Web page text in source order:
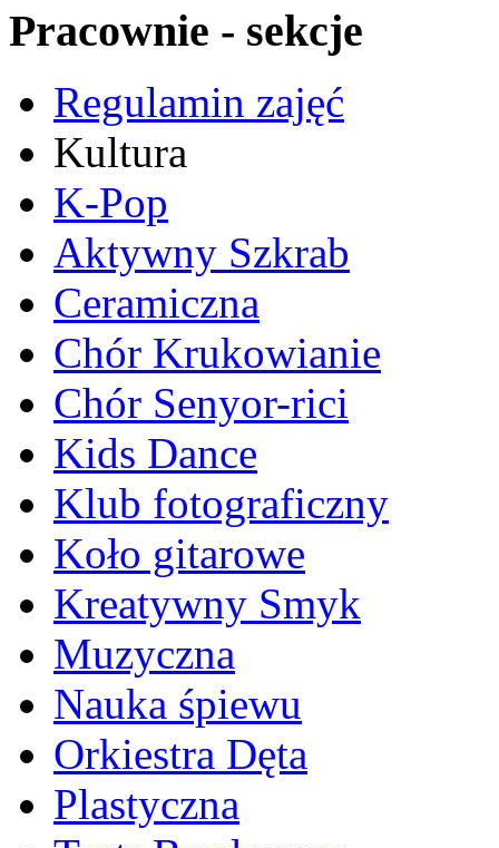
Pracownie - sekcje
Regulamin zajęć
Kultura
K-Pop
Aktywny Szkrab
Ceramiczna
Chór Krukowianie
Chór Senyor-rici
Kids Dance
Klub fotograficzny
Koło gitarowe
Kreatywny Smyk
Muzyczna
Nauka śpiewu
Orkiestra Dęta
Plastyczna